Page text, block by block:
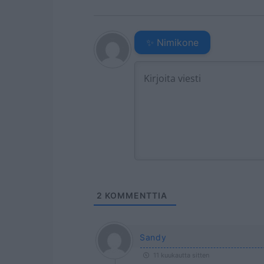
✨ Nimikone
2 KOMMENTTIA
Sandy
11 kuukautta sitten